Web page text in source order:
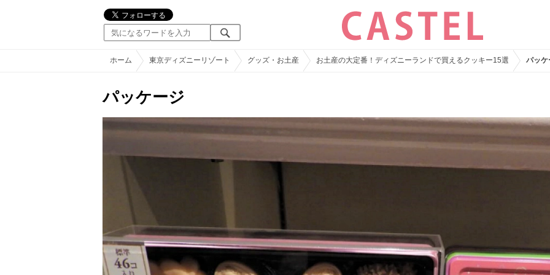
ホーム 東京ディズニーリゾート グッズ・お土産 お土産の大定番！ディズニーランドで買えるクッキー15選 パッケ
パッケージ